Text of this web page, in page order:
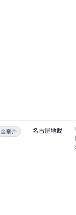
金竜介 名古屋地裁